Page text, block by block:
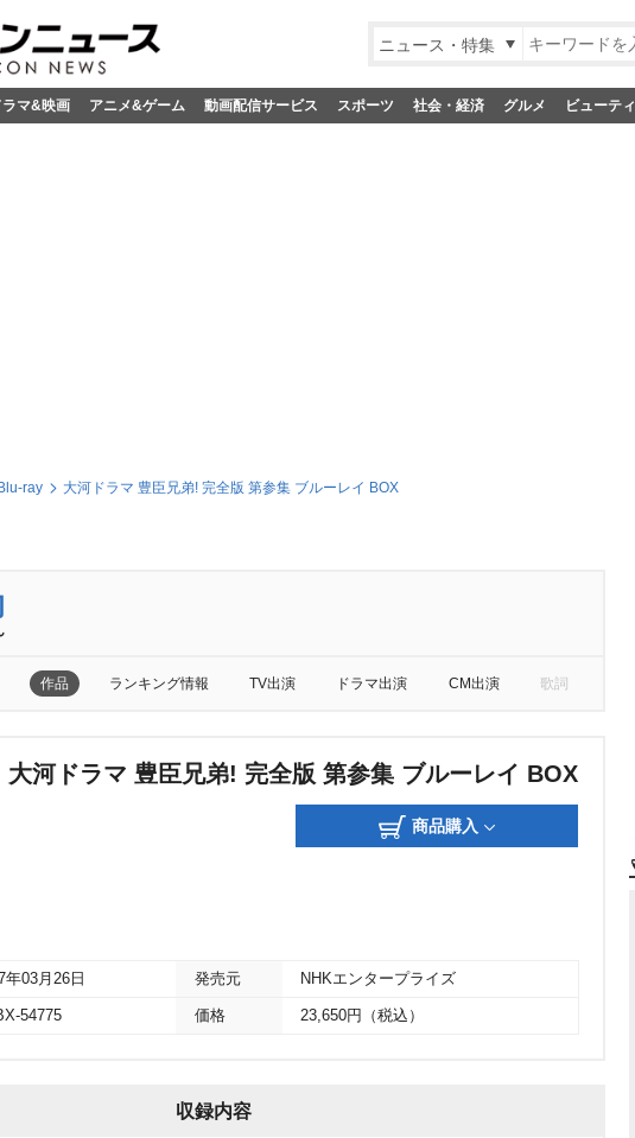
ニュース・特集
ラマ&映画 アニメ&ゲーム 動画配信サービス スポーツ 社会・経済 グルメ ビューティ
Blu-ray 大河ドラマ 豊臣兄弟! 完全版 第参集 ブルーレイ BOX
作品 ランキング情報 TV出演 ドラマ出演 CM出演 歌詞
大河ドラマ 豊臣兄弟! 完全版 第参集 ブルーレイ BOX
商品購入
年03月26日 発売元 NHKエンタープライズ
54775 価格 23,650円（税込）
収録内容